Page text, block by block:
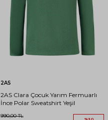
2AS
2AS Clara Çocuk Yarım Fermuarlı
İnce Polar Sweatshirt Yeşil
990,00TL %30